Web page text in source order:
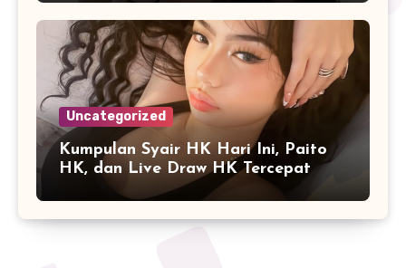
Uncategorized
Kumpulan Syair HK Hari Ini, Paito
HK, dan Live Draw HK Tercepat